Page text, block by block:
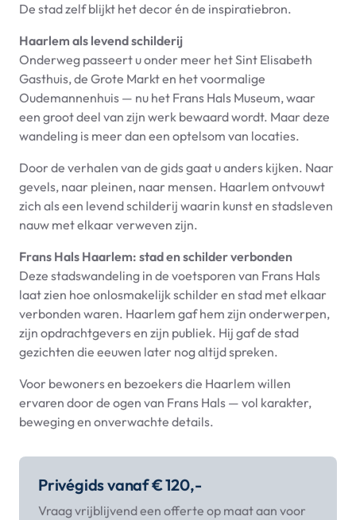
De stad zelf blijkt het decor én de inspiratiebron.
Haarlem als levend schilderij
Onderweg passeert u onder meer het Sint Elisabeth
Gasthuis, de Grote Markt en het voormalige
Oudemannenhuis — nu het Frans Hals Museum, waar
een groot deel van zijn werk bewaard wordt. Maar deze
wandeling is meer dan een optelsom van locaties.
Door de verhalen van de gids gaat u anders kijken. Naar
gevels, naar pleinen, naar mensen. Haarlem ontvouwt
zich als een levend schilderij waarin kunst en stadsleven
nauw met elkaar verweven zijn.
Frans Hals Haarlem: stad en schilder verbonden
Deze stadswandeling in de voetsporen van Frans Hals
laat zien hoe onlosmakelijk schilder en stad met elkaar
verbonden waren. Haarlem gaf hem zijn onderwerpen,
zijn opdrachtgevers en zijn publiek. Hij gaf de stad
gezichten die eeuwen later nog altijd spreken.
Voor bewoners en bezoekers die Haarlem willen
ervaren door de ogen van Frans Hals — vol karakter,
beweging en onverwachte details.
Privégids vanaf € 120,-
Vraag vrijblijvend een offerte op maat aan voor